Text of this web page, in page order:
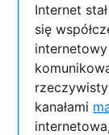
Internet
się
kanałami